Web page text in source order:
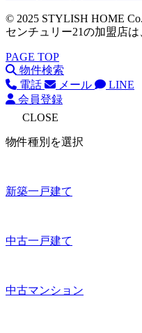
© 2025 STYLISH HOME
センチュリー21の加盟店
PAGE TOP
物件検索
電話
メール
LINE
会員登録
CLOSE
物件種別を選択
新築一戸建て
中古一戸建て
中古マンション